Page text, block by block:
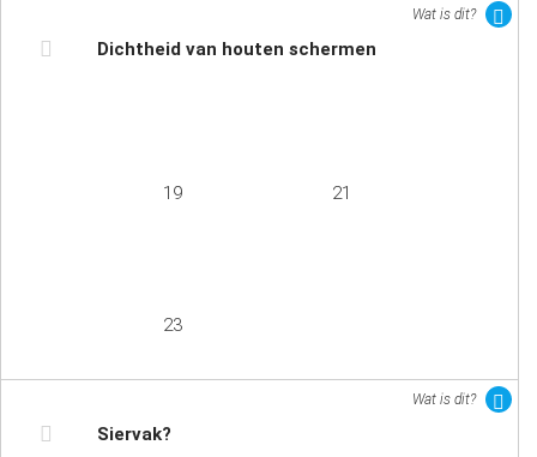
Wat is dit?
Dichtheid van houten schermen
19 21
23
Wat is dit?
Siervak?